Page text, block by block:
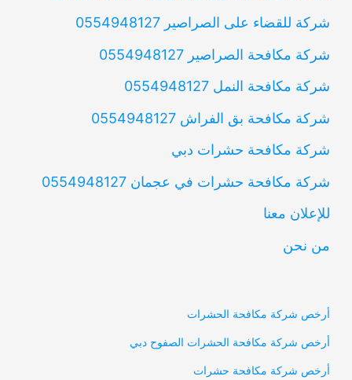
شركة للقضاء على الصراصير 0554948127
شركة مكافحة الصراصير 0554948127
شركة مكافحة النمل 0554948127
شركة مكافحة بق الفراش 0554948127
شركة مكافحة حشرات دبي
شركة مكافحة حشرات في عجمان 0554948127
للإعلان معنا
من نحن
أرخص شركة مكافحة الحشرات
أرخص شركة مكافحة الحشرات الصفوح دبي
أرخص شركة مكافحة حشرات